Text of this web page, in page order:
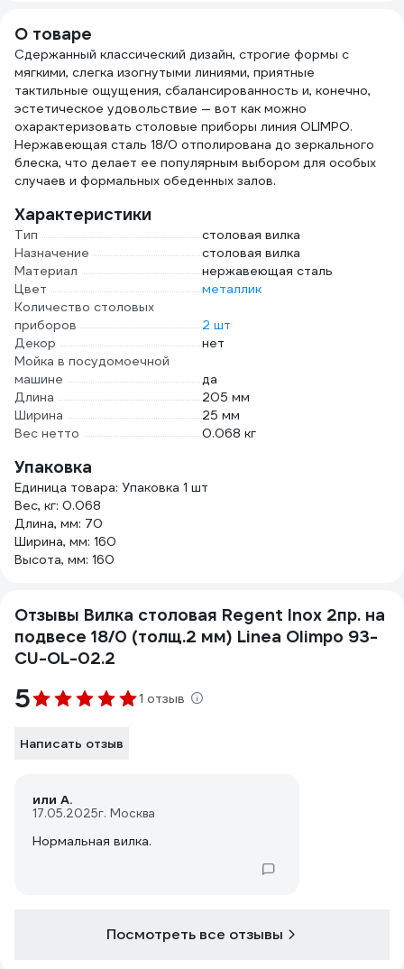
О товаре
Сдержанный классический дизайн, строгие формы с
мягкими, слегка изогнутыми линиями, приятные
тактильные ощущения, сбалансированность и, конечно,
эстетическое удовольствие — вот как можно
охарактеризовать столовые приборы линия OLIMPO.
Нержавеющая сталь 18/0 отполирована до зеркального
блеска, что делает ее популярным выбором для особых
случаев и формальных обеденных залов.
Характеристики
Тип
столовая вилка
Назначение
столовая вилка
Материал
нержавеющая сталь
Цвет
металлик
Количество столовых
приборов
2 шт
Декор
нет
Мойка в посудомоечной
машине
да
Длина
205 мм
Ширина
25 мм
Вес нетто
0.068 кг
Упаковка
Единица товара: Упаковка 1 шт
Вес, кг: 0.068
Длина, мм: 70
Ширина, мм: 160
Высота, мм: 160
Отзывы Вилка столовая Regent Inox 2пр. на
подвесе 18/0 (толщ.2 мм) Linea Olimpo 93-
CU-OL-02.2
5 1 отзыв
Написать отзыв
или А.
17.05.2025г. Москва
Нормальная вилка.
Посмотреть все отзывы